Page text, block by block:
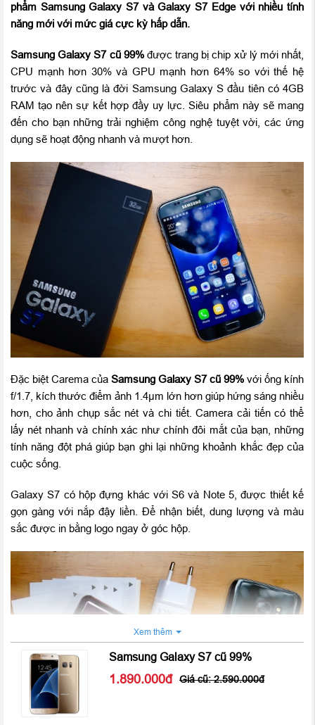
phẩm Samsung Galaxy S7 và Galaxy S7 Edge với nhiều tính
năng mới với mức giá cực kỳ hấp dẫn.
Samsung Galaxy S7 cũ 99%được trang bị chip xử lý mới nhất,
CPU mạnh hơn 30% và GPU mạnh hơn 64% so với thế hệ
trước và đây cũng là đời Samsung Galaxy S đầu tiên có 4GB
RAM tạo nên sự kết hợp đầy uy lực. Siêu phẩm này sẽ mang
đến cho bạn những trải nghiệm công nghệ tuyệt vời, các ứng
dụng sẽ hoạt động nhanh và mượt hơn.
Đặc biệt Carema của Samsung Galaxy S7 cũ 99% với ống kính
f/1.7, kích thước điểm ảnh 1.4µm lớn hơn giúp hứng sáng nhiều
hơn, cho ảnh chụp sắc nét và chi tiết. Camera cải tiến có thể
lấy nét nhanh và chính xác như chính đôi mắt của bạn, những
tính năng đột phá giúp bạn ghi lại những khoảnh khắc đẹp của
cuộc sống.
Galaxy S7 có hộp đựng khác với S6 và Note 5, được thiết kế
gọn gàng với nắp đậy liền. Để nhận biết, dung lượng và màu
sắc được in bằng logo ngay ở góc hộp.
Xem thêm
Samsung Galaxy S7 cũ 99%
1.890.000 2.590.000